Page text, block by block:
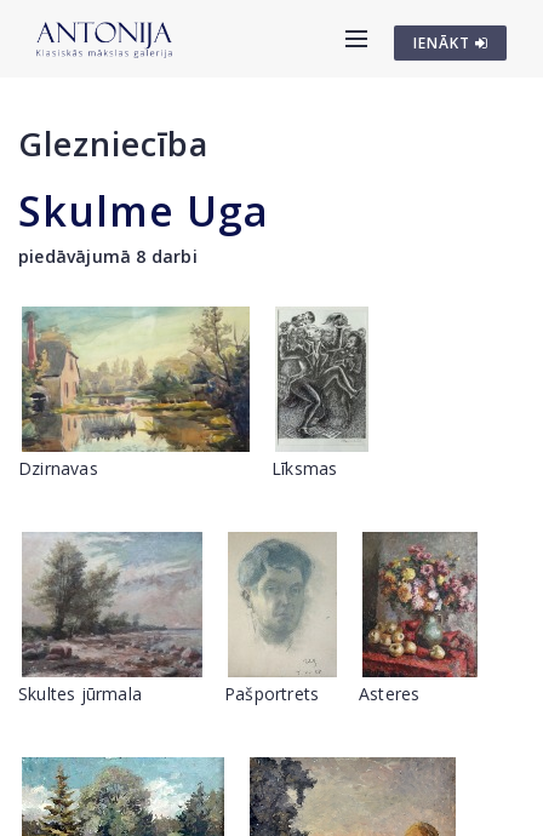
IENĀKT
Glezniecība
Skulme Uga
piedāvājumā 8 darbi
Dzirnavas Līksmas
Skultes jūrmala Pašportrets Asteres